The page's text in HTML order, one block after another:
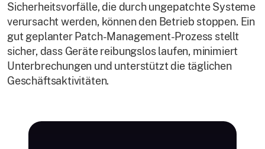
Sicherheitsvorfälle, die durch ungepatchte Systeme
verursacht werden, können den Betrieb stoppen. Ein
gut geplanter Patch-Management-Prozess stellt
sicher, dass Geräte reibungslos laufen, minimiert
Unterbrechungen und unterstützt die täglichen
Geschäftsaktivitäten.